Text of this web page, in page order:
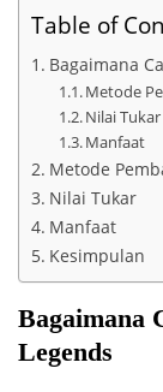
Table of
Bagaimana
Metode
Nilai Tukar
Manfaat
Metode
Nilai Tukar
Manfaat
Kesimpulan
Bagaimana
Legends